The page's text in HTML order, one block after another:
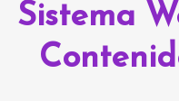
Sistema